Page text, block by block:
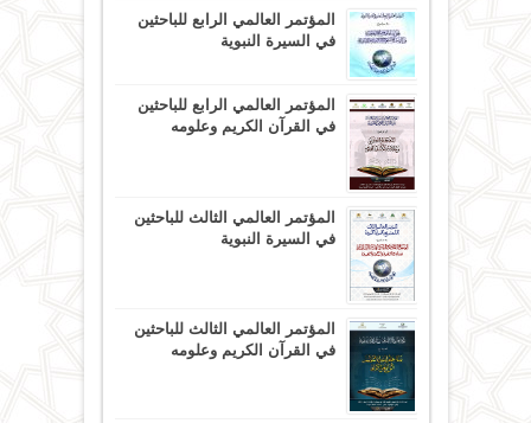
المؤتمر العالمي الرابع للباحثين
في السيرة النبوية
المؤتمر العالمي الرابع للباحثين
في القرآن الكريم وعلومه
المؤتمر العالمي الثالث للباحثين
في السيرة النبوية
المؤتمر العالمي الثالث للباحثين
في القرآن الكريم وعلومه